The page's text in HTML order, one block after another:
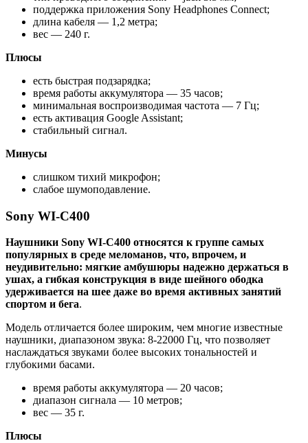
поддержка приложения Sony Headphones Connect;
длина кабеля — 1,2 метра;
вес — 240 г.
Плюсы
есть быстрая подзарядка;
время работы аккумулятора — 35 часов;
минимальная воспроизводимая частота — 7 Гц;
есть активация Google Assistant;
стабильный сигнал.
Минусы
слишком тихий микрофон;
слабое шумоподавление.
Sony WI-C400
Наушники Sony WI-C400 относятся к группе самых
популярных в среде меломанов, что, впрочем, и
неудивительно: мягкие амбушюры надежно держаться в
ушах, а гибкая конструкция в виде шейного ободка
удерживается на шее даже во время активных занятий
спортом и бега.
Модель отличается более широким, чем многие известные
наушники, диапазоном звука: 8-22000 Гц, что позволяет
наслаждаться звуками более высоких тональностей и
глубокими басами.
время работы аккумулятора — 20 часов;
диапазон сигнала — 10 метров;
вес — 35 г.
Плюсы